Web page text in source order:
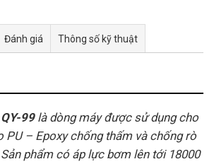
Đánh giá Thông số kỹ thuật
99là dòng máy được sử dụng cho
PU – Epoxy chống thấm và chống rò
phẩm có áp lực bơm lên tới 18000